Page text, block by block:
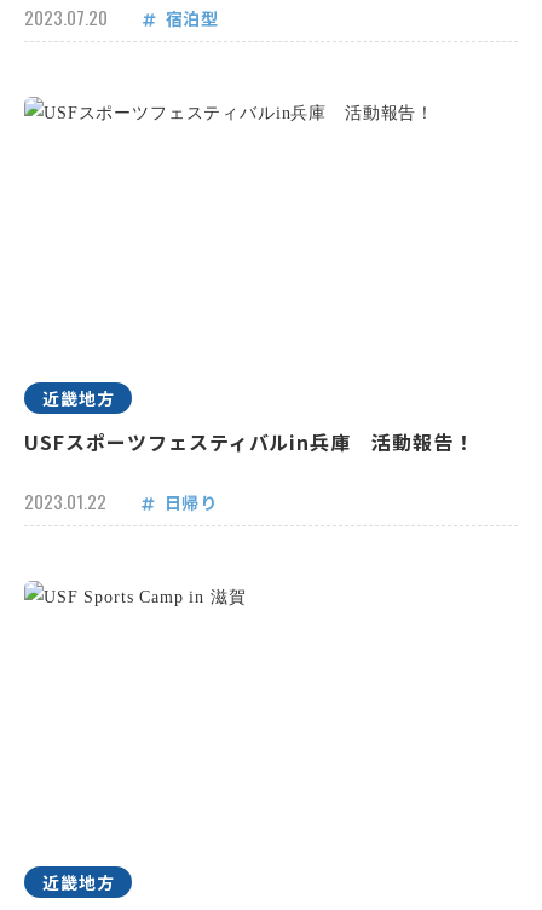
2023.07.20 宿泊型
近畿地方
USFスポーツフェスティバルin兵庫 活動報告！
2023.01.22 日帰り
近畿地方